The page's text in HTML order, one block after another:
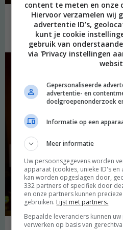
De rest van de avond bestond uit
goede gesprekken.
content te meten en onze
Hiervoor verzamelen wij
advertentie ID’s,
kunt je cookie
gebruik van
via 'Privacy instellingen
Gepersonaliseerde
advertentie- en
doelgroepenonderzoek
Informatie op een
Meer informatie
Uw persoonsgegevens worden
apparaat (cookies, unieke ID's
kan worden opgeslagen door,
332 partners of specifiek door
en onze partners kunnen
gebruiken. Lijst met partners.
Bepaalde leveranciers kunnen
verwerken op basis van